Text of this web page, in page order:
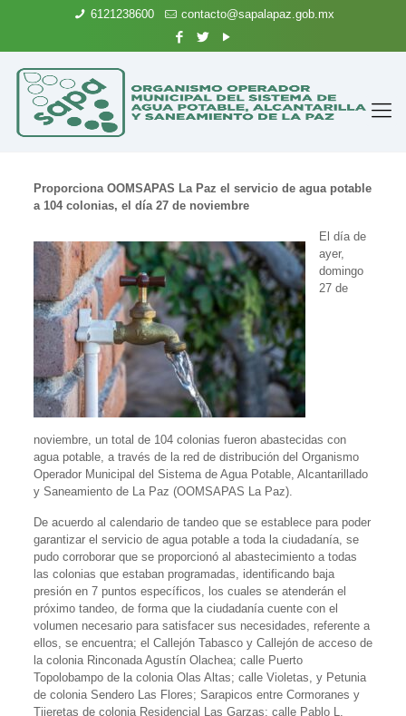
6121238600 contacto@sapalapaz.gob.mx
Proporciona OOMSAPAS La Paz el servicio de agua potable
a 104 colonias, el día 27 de noviembre
El día de
ayer,
domingo
27 de
noviembre, un total de 104 colonias fueron abastecidas con
agua potable, a través de la red de distribución del Organismo
Operador Municipal del Sistema de Agua Potable, Alcantarillado
y Saneamiento de La Paz (OOMSAPAS La Paz).
De acuerdo al calendario de tandeo que se establece para poder
garantizar el servicio de agua potable a toda la ciudadanía, se
pudo corroborar que se proporcionó al abastecimiento a todas
las colonias que estaban programadas, identificando baja
presión en 7 puntos específicos, los cuales se atenderán el
próximo tandeo, de forma que la ciudadanía cuente con el
volumen necesario para satisfacer sus necesidades, referente a
ellos, se encuentra; el Callejón Tabasco y Callejón de acceso de
la colonia Rinconada Agustín Olachea; calle Puerto
Topolobampo de la colonia Olas Altas; calle Violetas, y Petunia
de colonia Sendero Las Flores; Sarapicos entre Cormoranes y
Tijeretas de colonia Residencial Las Garzas; calle Pablo L.